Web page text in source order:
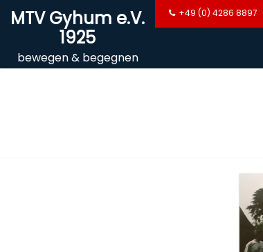
SkipMTV Gyhum e.V.
1925
bewegen & begegnen
+49 (0) 4286 8897